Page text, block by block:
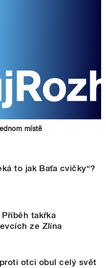
místě
to jak Baťa cvičky“?
takřka
ze Zlína
otci obul celý svět